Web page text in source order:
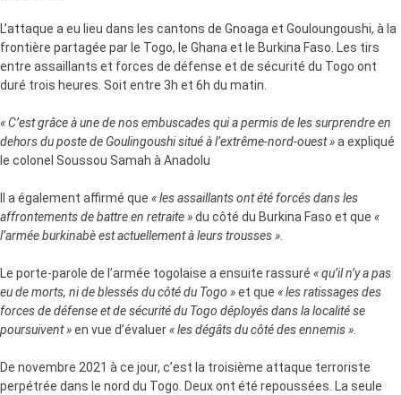
L’attaque a eu lieu dans les cantons de Gnoaga et Gouloungoushi, à la
frontière partagée par le Togo, le Ghana et le Burkina Faso. Les tirs
entre assaillants et forces de défense et de sécurité du Togo ont
duré trois heures. Soit entre 3h et 6h du matin.
« C’est grâce à une de nos embuscades qui a permis de les surprendre en
dehors du poste de Goulingoushi situé à l’extrême-nord-ouest »a expliqué
le colonel Soussou Samah à Anadolu
Il a également affirmé que « les assaillants ont été forcés dans les
affrontements de battre en retraite »du côté du Burkina Faso et que «
l’armée burkinabè est actuellement à leurs trousses »
Le porte-parole de l’armée togolaise a ensuite rassuré « qu’il n’y a pas
eu de morts, ni de blessés du côté du Togo »et que « les ratissages des
forces de défense et de sécurité du Togo déployés dans la localité se
poursuivent »en vue d’évaluer« les dégâts du côté des ennemis »
De novembre 2021 à ce jour, c’est la troisième attaque terroriste
perpétrée dans le nord du Togo. Deux ont été repoussées. La seule